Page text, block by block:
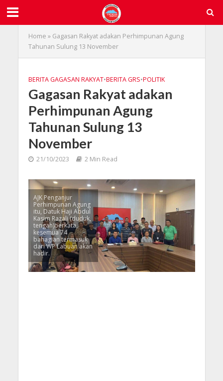
Home » Gagasan Rakyat adakan Perhimpunan Agung
Tahunan Sulung 13 November
BERITA GAGASAN RAKYAT•BERITA GRS•POLITIK
Gagasan Rakyat adakan
Perhimpunan Agung
Tahunan Sulung 13
November
21/10/2023 2 Min Read
AJK Penganjur
Perhimpunan Agung
itu, Datuk Haji Abdul
Kasim Razali (duduk,
tengah)berkata,
kesemua 74
bahagian termasuk
dari WP Labuan akan
hadir.